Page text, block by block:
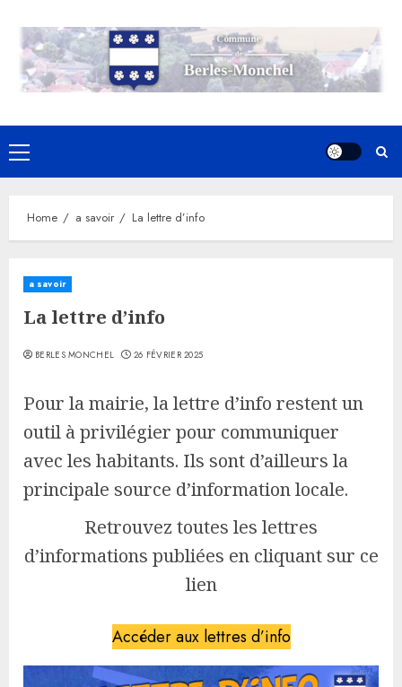
content
Primary
Menu
Home a savoir La lettre d’info
a savoir
La lettre d’info
BERLES MONCHEL 26 FÉVRIER 2025
Pour la mairie, la lettre d’info restent un
outil à privilégier pour communiquer
avec les habitants. Ils sont d’ailleurs la
principale source d’information locale.
Retrouvez toutes les lettres
d’informations publiées en cliquant sur ce
lien
Accéder aux lettres d’info